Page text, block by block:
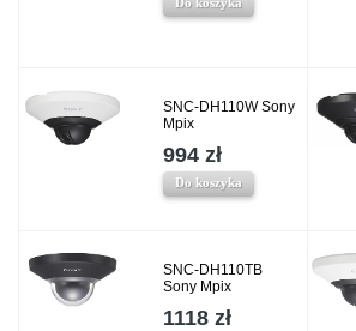
SNC-DH110W Sony
Mpix
994 zł
Do koszyka
SNC-DH110TB
Sony Mpix
1118 zł